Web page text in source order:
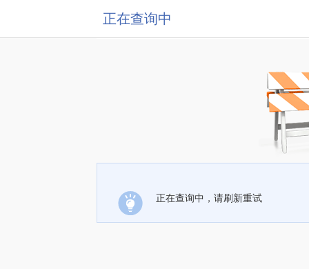
正在查询中
正在查询中，请刷新重试